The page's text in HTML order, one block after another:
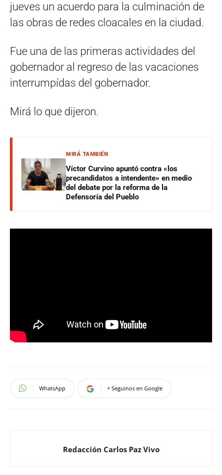
jueves un acuerdo para la culminación de
las obras de redes cloacales en la ciudad.
Fue una de las primeras actividades del
gobernador al regreso de las vacaciones
interrumpídas del gobernador.
Mirá lo que dijeron.
MIRÁ TAMBIÉN
Víctor Curvino apuntó contra «los
precandidatos a intendente» en medio
del debate por la reforma de la
Defensoría del Pueblo
WhatsApp + Seguinos en Google
Redacción Carlos Paz Vivo